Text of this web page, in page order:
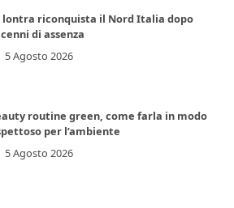
lontra riconquista il Nord Italia dopo
di assenza
5 Agosto 2026
routine green, come farla in modo
per l’ambiente
5 Agosto 2026